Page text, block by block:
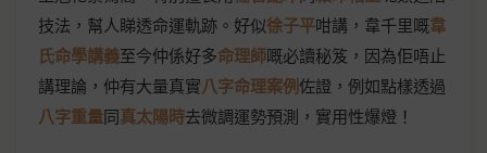
技法，幫人睇透命運軌跡。好似徐子平咁講，韋千里嘅韋
氏命學講義至今仲係好多命理師嘅必讀秘笈，因為佢唔止
講理論，仲有大量真實八字命理案例佐證，例如點樣透過
八字重量同真太陽時去微調運勢預測，實用性爆燈！